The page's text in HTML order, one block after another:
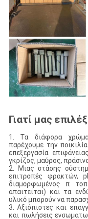
Γιατί μας
1. Τα διάφορα
παρέχουμε την
επεξεργασία
γκρίζος, μαύρος,
2. Μιας στάσης
επιτροπές φρακτών,
διαμορφωμένος π
απαιτείται) και τα
υλικό μπορούν να
3. Αξιόπιστες και
και πωλήσεις